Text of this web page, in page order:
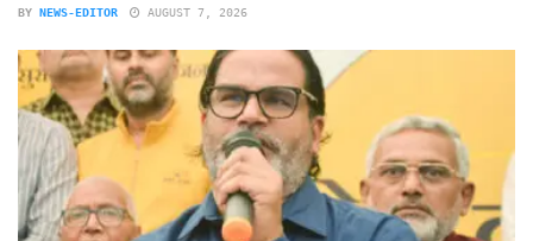
BY NEWS-EDITOR AUGUST 7, 2026